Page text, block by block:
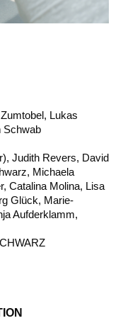
Lukas
Schwab
Judith Revers, David
Michaela
Catalina Molina, Lisa
Glück, Marie-
Aufderklamm,